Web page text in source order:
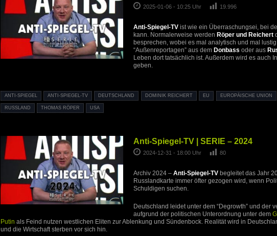
2025-01-06 - 10:25 Uhr 19.996
Anti-Spiegel-TVist wie ein Überraschungsei, bei
kann. Normalerweise werden Röper und Reichert
besprechen, wobei es mal analytisch und mal
“Außenreportagen” aus dem Donbass oder aus
Leben dort tatsächlich ist. Außerdem wird es auch
geben.
ANTI-SPIEGEL ANTI-SPIEGEL-TV DEUTSCHLAND DOMINIK REICHERT EU EUROPÄISCHE UNION
RUSSLAND THOMAS RÖPER USA
Anti-Spiegel-TV | SERIE – 2024
2024-12-31 - 18:00 Uhr 80
Archiv 2024 – Anti-Spiegel-TVbegleitet das Jahr
Russlandkarte immer öfter gezogen wird, wenn
Schuldigen suchen.
Deutschland leidet unter dem “Degrowth” und der
aufgrund der politischen Unterordnung unter dem
Putin als Feind nutzen westlichen Eliten zur Ablenkung und Sündenbock. Realität wird in
und die Wirtschaft sterben vor sich hin.